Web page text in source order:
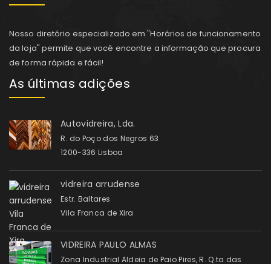
Nosso diretório especializado em "Horários de funcionamento
da loja" permite que você encontre a informação que procura
de forma rápida e fácil!
As últimas adições
Autovidreira, Lda.
R. do Poço dos Negros 63
1200-336 Lisboa
vidreira arrudense
Estr. Baltares
Vila Franca de Xira
VIDREIRA PAULO ALMAS
Zona Industrial Aldeia de Paio Pires, R. Q.ta das